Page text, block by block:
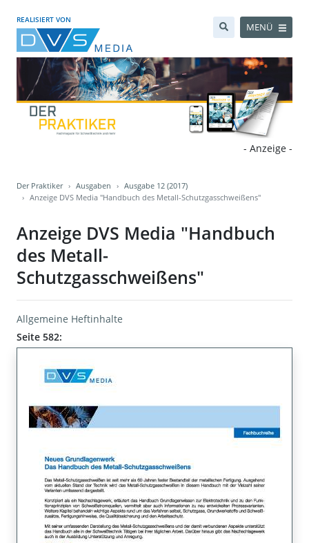
REALISIERT VON
MENÜ
- Anzeige -
Der Praktiker Ausgaben
Ausgabe 12 (2017)
Anzeige DVS Media "Handbuch des Metall-Schutzgasschweißens"
Anzeige DVS Media "Handbuch
des Metall-
Schutzgasschweißens"
Allgemeine Heftinhalte
Seite 582: